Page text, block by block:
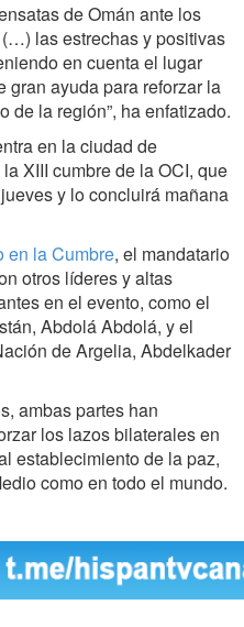
de Omán ante los
las estrechas y positivas
en cuenta el lugar
gran ayuda para reforzar la
de la región”, ha enfatizado.
en la ciudad de
XIII cumbre de la OCI, que
y lo concluirá mañana
en la Cumbre, el mandatario
otros líderes y altas
en el evento, como el
Abdolá Abdolá, y el
de Argelia, Abdelkader
ambas partes han
los lazos bilaterales en
establecimiento de la paz,
como en todo el mundo.